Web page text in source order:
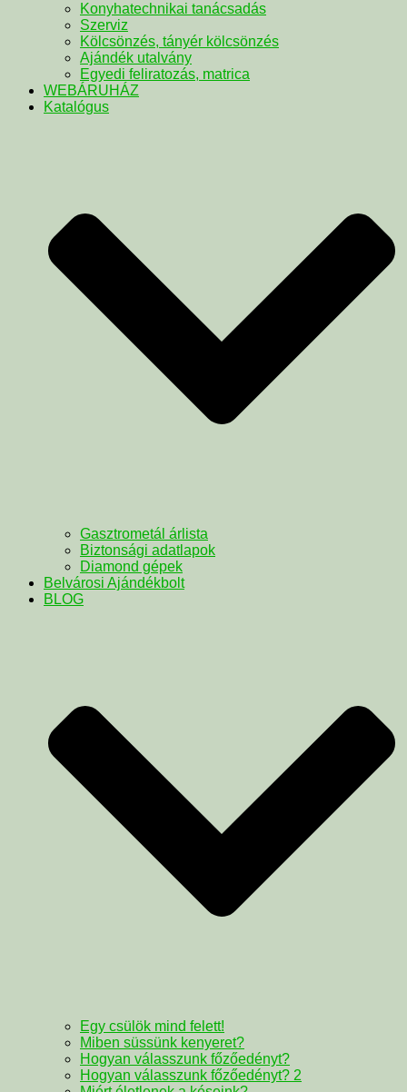
Konyhatechnikai tanácsadás
Szerviz
Kölcsönzés, tányér kölcsönzés
Ajándék utalvány
Egyedi feliratozás, matrica
WEBÁRUHÁZ
Katalógus
Gasztrometál árlista
Biztonsági adatlapok
Diamond gépek
Belvárosi Ajándékbolt
BLOG
Egy csülök mind felett!
Miben süssünk kenyeret?
Hogyan válasszunk főzőedényt?
Hogyan válasszunk főzőedényt? 2